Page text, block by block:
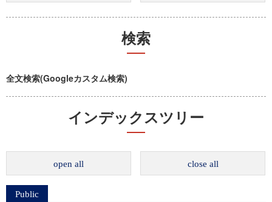
検索
全文検索(Googleカスタム検索)
インデックスツリー
open all close all
Public